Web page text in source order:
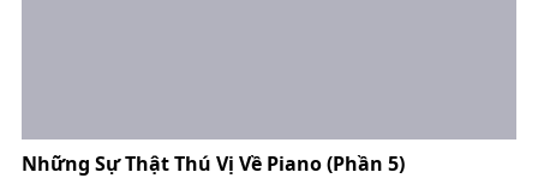
Những Sự Thật Thú Vị Về Piano (Phần 5)